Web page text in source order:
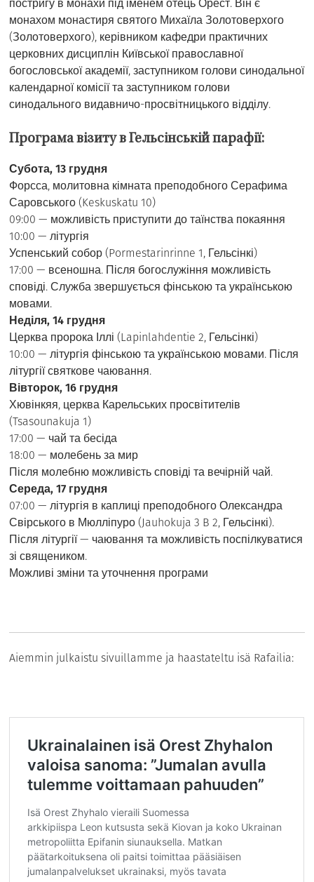
монахом монастиря святого Михаїла Золотоверхого
(Золотоверхого), керівником кафедри практичних
церковних дисциплін Київської православної
богословської академії, заступником голови синодальної
календарної комісії та заступником голови
синодального видавничо-просвітницького відділу.
Програма візиту в Гельсінській парафії:
Субота, 13 грудня
Форсса, молитовна кімната преподобного Серафима
Саровського (Keskuskatu 10)
09:00 — можливість приступити до таїнства покаяння
10:00 — літургія
Успенський собор (Pormestarinrinne 1, Гельсінкі)
17:00 — всеношна. Після богослужіння можливість
сповіді. Служба звершується фінською та українською
мовами.
Неділя, 14 грудня
Церква пророка Іллі (Lapinlahdentie 2, Гельсінкі)
10:00 — літургія фінською та українською мовами. Після
літургії святкове чаювання.
Вівторок, 16 грудня
Хювінкяя, церква Карельських просвітителів
(Tsasounakuja 1)
17:00 — чай та бесіда
18:00 — молебень за мир
Після молебню можливість сповіді та вечірній чай.
Середа, 17 грудня
07:00 — літургія в каплиці преподобного Олександра
Свірського в Мюлліпуро (Jauhokuja 3 B 2, Гельсінкі).
Після літургії — чаювання та можливість поспілкуватися
зі священиком.
Можливі зміни та уточнення програми
Aiemmin julkaistu sivuillamme ja haastateltu isä Rafailia: